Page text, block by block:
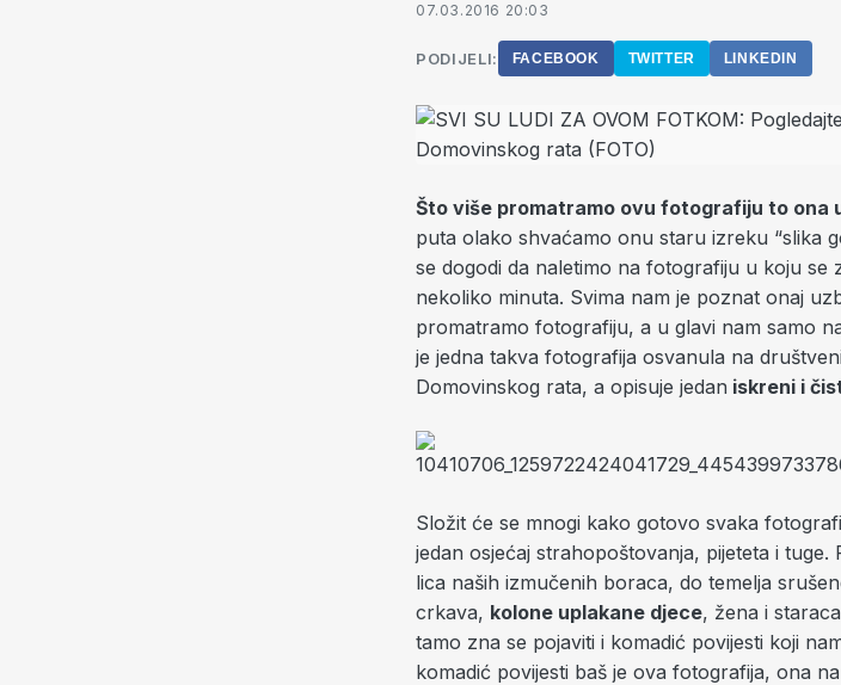
07.03.2016 20:03
PODIJELI: FACEBOOK TWITTER LINKEDIN
Što više promatramo ovu fotografiju to ona
puta olako shvaćamo onu staru izreku “slika
se dogodi da naletimo na fotografiju u koju se
nekoliko minuta. Svima nam je poznat onaj
promatramo fotografiju, a u glavi nam samo
je jedna takva fotografija osvanula na
Domovinskog rata, a opisuje jedan iskreni i
Složit će se mnogi kako gotovo svaka
jedan osjećaj strahopoštovanja, pijeteta i
lica naših izmučenih boraca, do temelja
crkava, kolone uplakane djece, žena i
tamo zna se pojaviti i komadić povijesti koji
komadić povijesti baš je ova fotografija, ona